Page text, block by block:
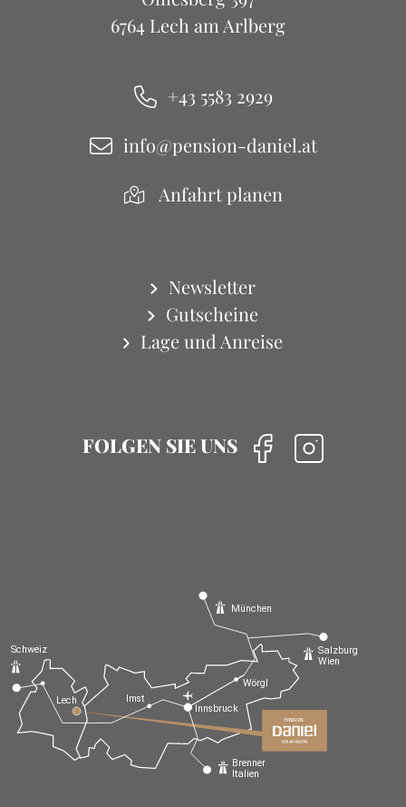
6764 Lech am Arlberg
+43 5583 2929
info@pension-daniel.at
Anfahrt planen
Newsletter
Gutscheine
Lage und Anreise
FOLGEN SIE UNS
Brenner
Italien
Imst
Lech
Innsbruck
Wörgl
München
Salzburg
Wien
Schweiz